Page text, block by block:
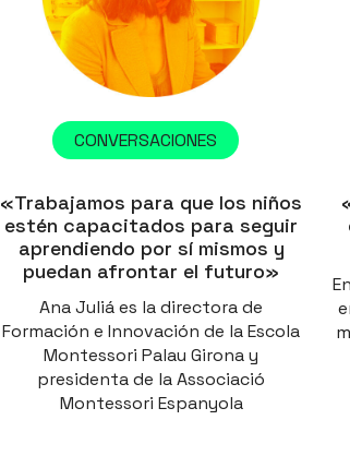
CONVERSACIONES
«Trabajamos para que los niños
estén capacitados para seguir
aprendiendo por sí mismos y
puedan afrontar el futuro»
Ana Juliá es la directora de
Formación e Innovación de la Escola
Montessori Palau Girona y
presidenta de la Associació
Montessori Espanyola